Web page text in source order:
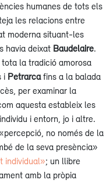
humanes de tots els
les relacions entre
moderna situant-les
havia deixat Baudelaire.
la tradició amorosa
i Petrarcafins a la balada
per examinar la
aquesta estableix les
i entorn, jo i altre.
no només de la
de la seva presència»
individual»; un llibre
amb la pròpia